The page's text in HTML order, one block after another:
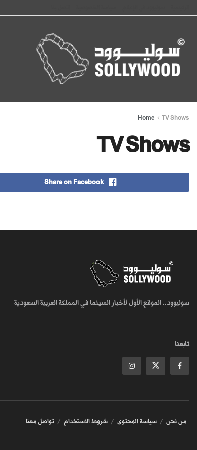
Home TV Shows
TV Shows
Share on Facebook
سوليوود.. الموقع الأول لأخبار السينما في المملكة العربية السعودية
تابعنا
من نحن سياسة المحتوى شروط الاستخدام تواصل معنا